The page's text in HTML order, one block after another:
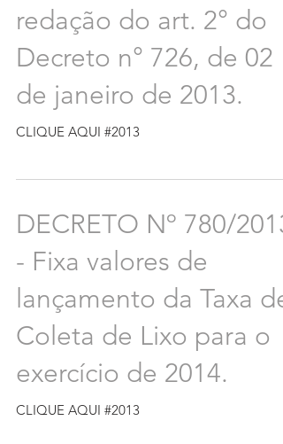
redação do art. 2° do
Decreto n° 726, de 02
de janeiro de 2013.
CLIQUE AQUI #2013
DECRETO Nº 780/2013
- Fixa valores de
lançamento da Taxa de
Coleta de Lixo para o
exercício de 2014.
CLIQUE AQUI #2013